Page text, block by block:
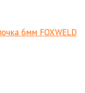
6мм FOXWELD